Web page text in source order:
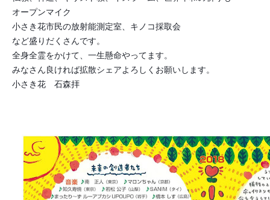
オープンマイク
小さき花市民の放射能測定室、キノコ採取会
など盛りだくさんです。
全身全霊をかけて、一生懸命やってます。
みなさん良ければ拡散シェアよろしくお願いします。
小さき花 石森拝